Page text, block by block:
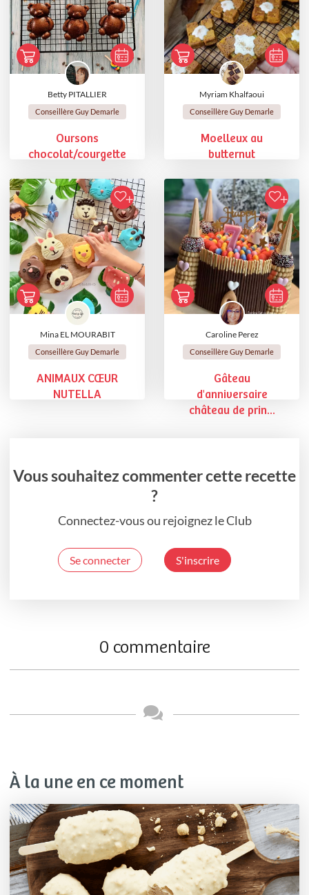
Betty PITALLIER
Conseillère Guy Demarle
Oursons
chocolat/courgette
Myriam Khalfaoui
Conseillère Guy Demarle
Moelleux au
butternut
Mina EL MOURABIT
Conseillère Guy Demarle
ANIMAUX CŒUR
NUTELLA
Caroline Perez
Conseillère Guy Demarle
Gâteau
d'anniversaire
château de prin...
Vous souhaitez commenter cette recette
?
Connectez-vous ou rejoignez le Club
Se connecter S'inscrire
0 commentaire
À la une en ce moment